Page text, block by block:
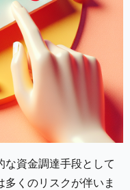
な資金調達手段として
くのリスクが伴いま